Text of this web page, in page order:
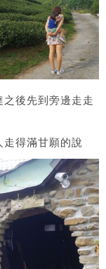
後先到旁邊走走
得滿甘願的說